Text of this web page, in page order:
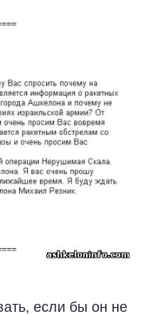
если бы он не